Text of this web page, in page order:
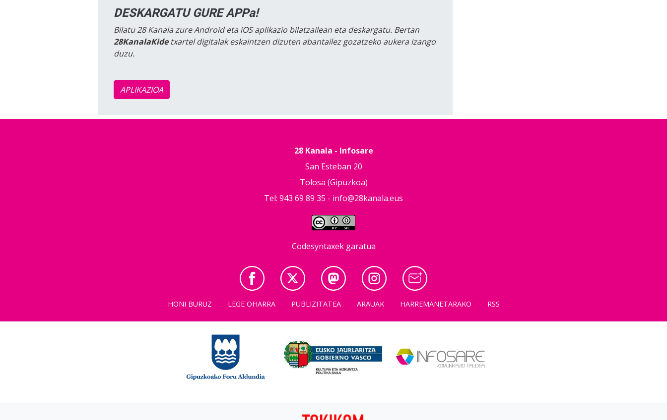
DESKARGATU GURE APPa!
Bilatu 28 Kanala zure Android eta iOS aplikazio bilatzailean eta deskargatu. Bertan
28KanalaKidetxartel digitalak eskaintzen dizuten abantailez gozatzeko aukera izango
duzu.
APLIKAZIOA
28 Kanala - Infosare
San Esteban 20
Tolosa (Gipuzkoa)
Tel: 943 69 89 35 - info@28kanala.eus
Codesyntaxek garatua
HONI BURUZ LEGE OHARRA PUBLIZITATEA ARAUAK HARREMANETARAKO RSS